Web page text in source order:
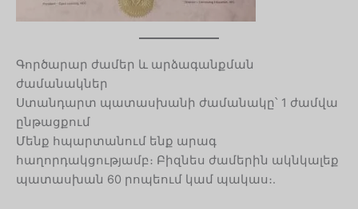
Գործարար ժամեր և արձագանքման
ժամանակներ
Ստանդարտ պատասխանի ժամանակը՝ 1 ժամվա
ընթացքում
Մենք հպարտանում ենք արագ
հաղորդակցությամբ։ Բիզնես ժամերին ակնկալեք
պատասխան 60 րոպեում կամ պակաս։.